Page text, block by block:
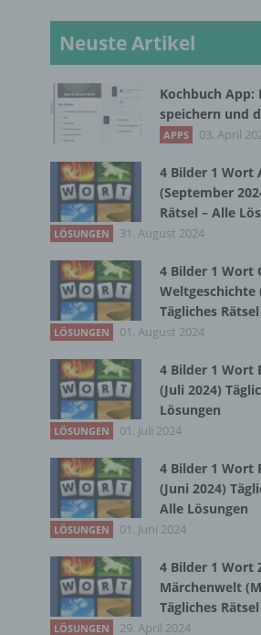
Neuste Artikel
Kochbuch App:
speichern und
APPS 03. April
4 Bilder 1 Wort
(September
Rätsel – Alle
LÖSUNGEN 31. August 2024
4 Bilder 1 Wort
Weltgeschichte
Tägliches Rätsel
LÖSUNGEN 01. August 2024
4 Bilder 1 Wort
(Juli 2024)
Lösungen
LÖSUNGEN 01. Juli 2024
4 Bilder 1 Wort
(Juni 2024)
Alle Lösungen
LÖSUNGEN 01. Juni 2024
4 Bilder 1 Wort
Märchenwelt
Tägliches Rätsel
LÖSUNGEN 29. April 2024